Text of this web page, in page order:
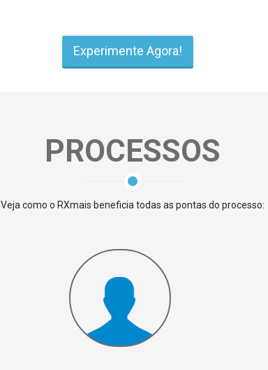
Experimente Agora!
PROCESSOS
Veja como o RXmais beneficia todas as pontas do processo: